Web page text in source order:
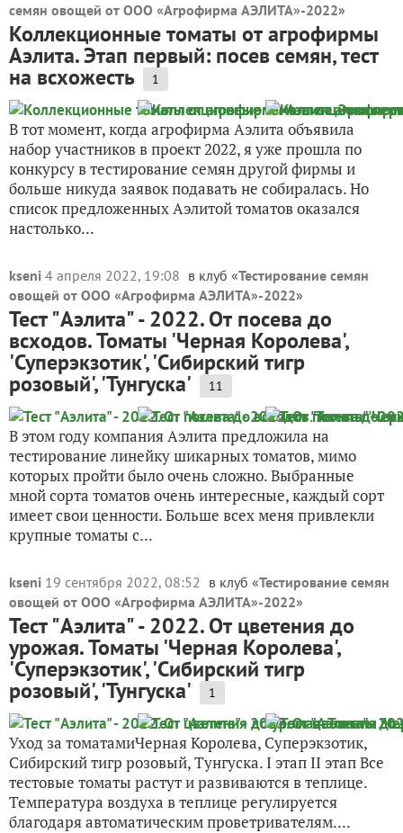
семян овощей от ООО «Агрофирма АЭЛИТА»-2022»
Коллекционные томаты от агрофирмы
Аэлита. Этап первый: посев семян, тест
на всхожесть 1
В тот момент, когда агрофирма Аэлита объявила
набор участников в проект 2022, я уже прошла по
конкурсу в тестирование семян другой фирмы и
больше никуда заявок подавать не собиралась. Но
список предложенных Аэлитой томатов оказался
настолько...
kseni 4 апреля 2022, 19:08 в клуб «Тестирование семян
овощей от ООО «Агрофирма АЭЛИТА»-2022»
Тест "Аэлита" - 2022. От посева до
всходов. Томаты 'Черная Королева',
'Суперэкзотик', 'Сибирский тигр
розовый', 'Тунгуска' 11
В этом году компания Аэлита предложила на
тестирование линейку шикарных томатов, мимо
которых пройти было очень сложно. Выбранные
мной сорта томатов очень интересные, каждый сорт
имеет свои ценности. Больше всех меня привлекли
крупные томаты с...
kseni 19 сентября 2022, 08:52 в клуб «Тестирование семян
овощей от ООО «Агрофирма АЭЛИТА»-2022»
Тест "Аэлита" - 2022. От цветения до
урожая. Томаты 'Черная Королева',
'Суперэкзотик', 'Сибирский тигр
розовый', 'Тунгуска' 1
Уход за томатамиЧерная Королева, Суперэкзотик,
Сибирский тигр розовый, Тунгуска. I этап II этап Все
тестовые томаты растут и развиваются в теплице.
Температура воздуха в теплице регулируется
благодаря автоматическим проветривателям....